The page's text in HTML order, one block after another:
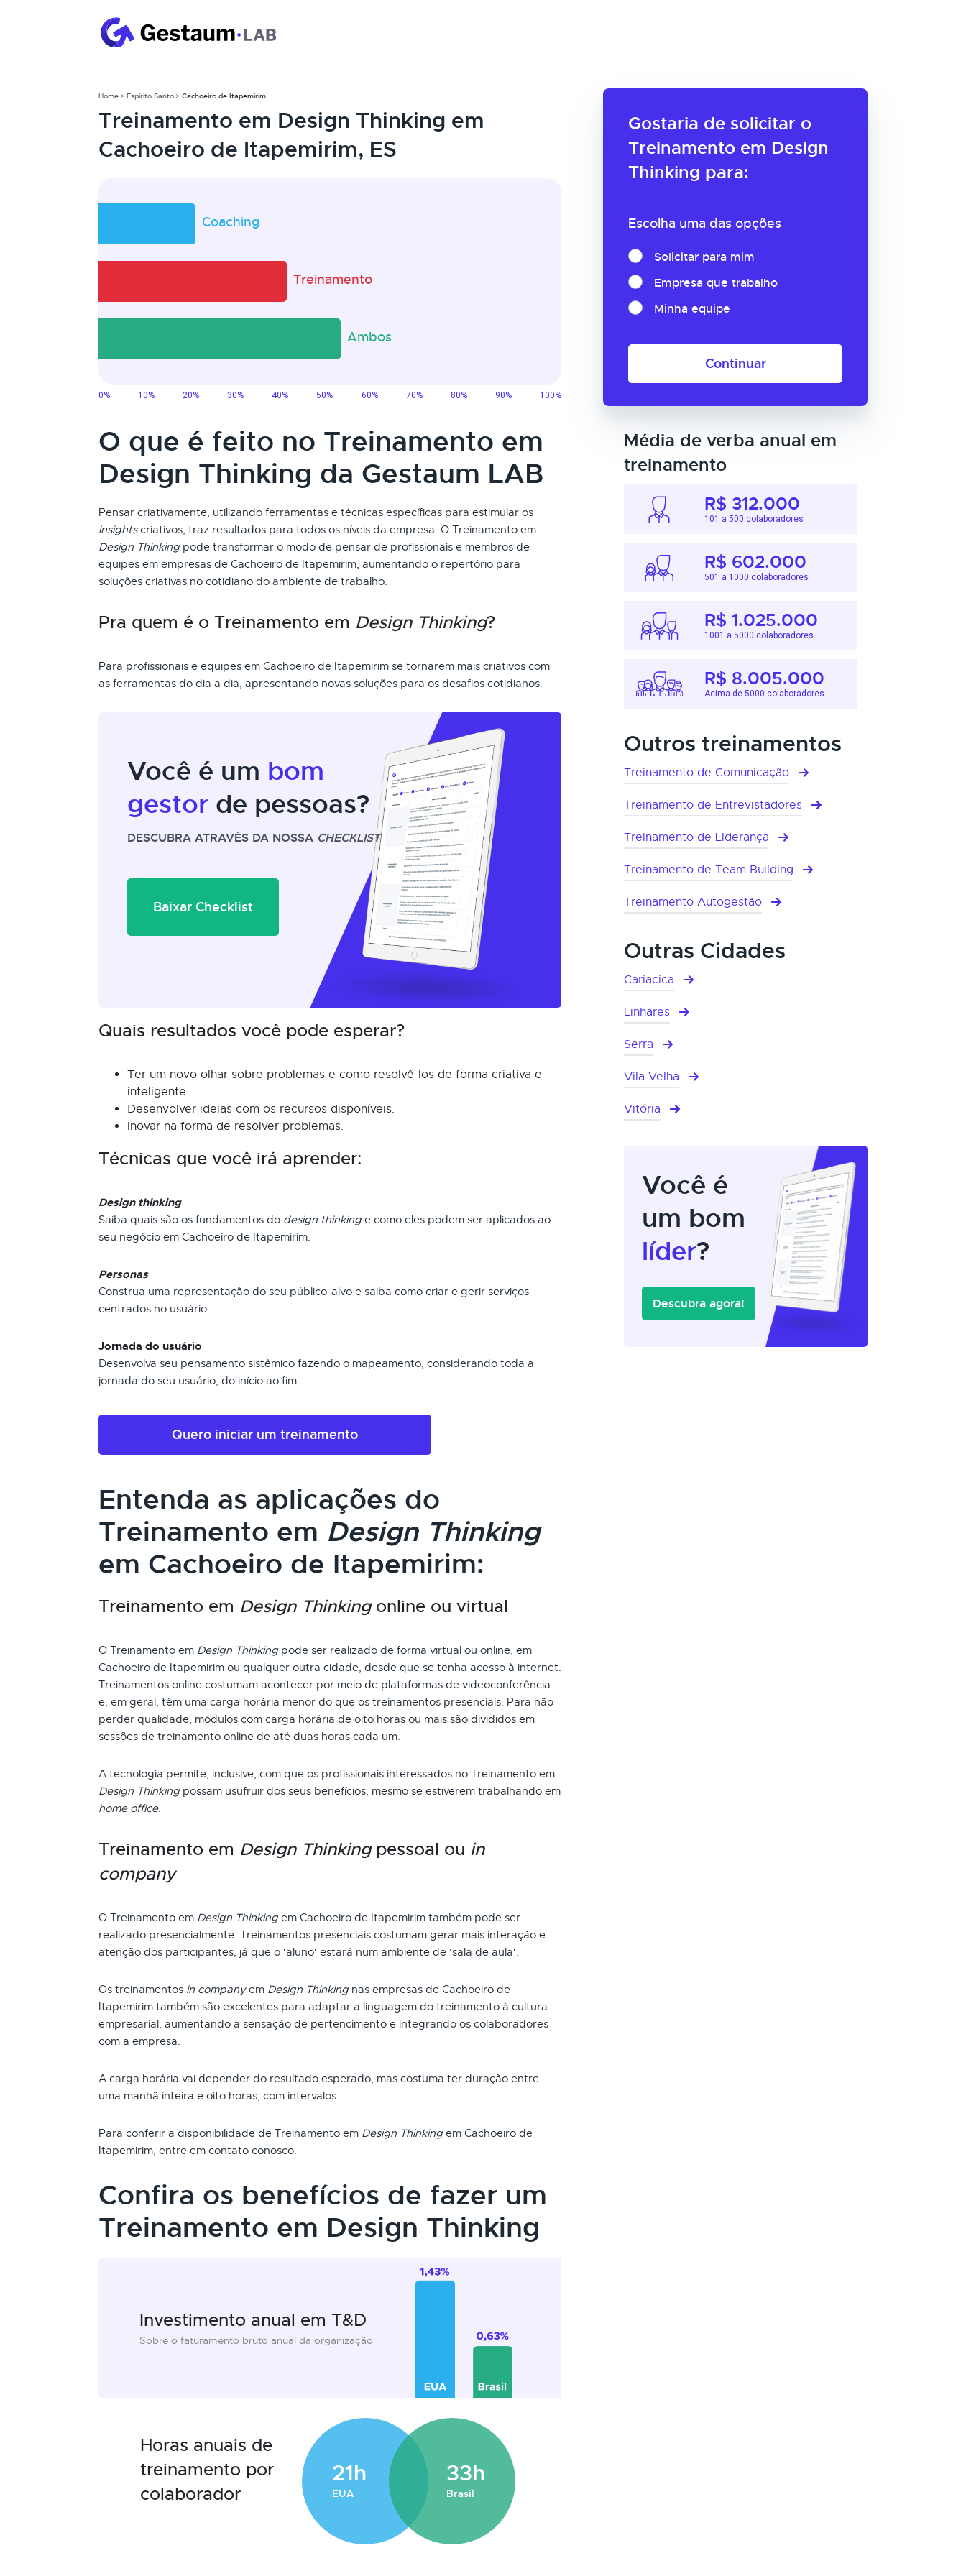
Gostaria de solicitar o
Treinamento em Design
Thinking para:
Escolha uma das opções
Solicitar para mim
Empresa que trabalho
Minha equipe
Continuar
Home Espírito Santo Cachoeiro de Itapemirim
Treinamento em Design Thinking em
Cachoeiro de Itapemirim, ES
O que é feito no Treinamento em
Design Thinking da Gestaum LAB
Pensar criativamente, utilizando ferramentas e técnicas específicas para estimular os
insightscriativos, traz resultados para todos os níveis da empresa. O Treinamento em
Design Thinking pode transformar o modo de pensar de profissionais e membros de
equipes em empresas de Cachoeiro de Itapemirim, aumentando o repertório para
soluções criativas no cotidiano do ambiente de trabalho.
Pra quem é o Treinamento em Design Thinking?
Para profissionais e equipes em Cachoeiro de Itapemirim se tornarem mais criativos com
as ferramentas do dia a dia, apresentando novas soluções para os desafios cotidianos.
Você é um bom
gestor de pessoas?
DESCUBRA ATRAVÉS DA NOSSA CHECKLIST
Baixar Checklist
Quais resultados você pode esperar?
Ter um novo olhar sobre problemas e como resolvê-los de forma criativa e
inteligente.
Desenvolver ideias com os recursos disponíveis.
Inovar na forma de resolver problemas.
Técnicas que você irá aprender:
Design thinking
Saiba quais são os fundamentos do design thinking e como eles podem ser aplicados ao
seu negócio em Cachoeiro de Itapemirim.
Personas
Construa uma representação do seu público-alvo e saiba como criar e gerir serviços
centrados no usuário.
Jornada do usuário
Desenvolva seu pensamento sistêmico fazendo o mapeamento, considerando toda a
jornada do seu usuário, do início ao fim.
Quero iniciar um treinamento
Entenda as aplicações do
Treinamento em Design Thinking
em Cachoeiro de Itapemirim:
Treinamento em Design Thinkingonline ou virtual
O Treinamento em Design Thinking pode ser realizado de forma virtual ou online, em
Cachoeiro de Itapemirim ou qualquer outra cidade, desde que se tenha acesso à internet.
Treinamentos online costumam acontecer por meio de plataformas de videoconferência
e, em geral, têm uma carga horária menor do que os treinamentos presenciais. Para não
perder qualidade, módulos com carga horária de oito horas ou mais são divididos em
sessões de treinamento online de até duas horas cada um.
A tecnologia permite, inclusive, com que os profissionais interessados no Treinamento em
Design Thinking possam usufruir dos seus benefícios, mesmo se estiverem trabalhando em
home office.
Treinamento em Design Thinkingpessoal ou in
company
O Treinamento em Design Thinking em Cachoeiro de Itapemirim também pode ser
realizado presencialmente. Treinamentos presenciais costumam gerar mais interação e
atenção dos participantes, já que o 'aluno' estará num ambiente de ‘sala de aula'.
Os treinamentos in companyem Design Thinking nas empresas de Cachoeiro de
Itapemirim também são excelentes para adaptar a linguagem do treinamento à cultura
empresarial, aumentando a sensação de pertencimento e integrando os colaboradores
com a empresa.
A carga horária vai depender do resultado esperado, mas costuma ter duração entre
uma manhã inteira e oito horas, com intervalos.
Para conferir a disponibilidade de Treinamento em Design Thinking em Cachoeiro de
Itapemirim, entre em contato conosco.
Confira os benefícios de fazer um
Treinamento em Design Thinking
Investimento anual em T&D
Sobre o faturamento bruto anual da organização
Horas anuais de
treinamento por
colaborador
21h
EUA
33h
Brasil
Média de verba anual em
treinamento
R$ 312.000
101 a 500 colaboradores
R$ 602.000
501 a 1000 colaboradores
R$ 1.025.000
1001 a 5000 colaboradores
R$ 8.005.000
Acima de 5000 colaboradores
Outros treinamentos
Treinamento de Comunicação
Treinamento de Entrevistadores
Treinamento de Liderança
Treinamento de Team Building
Treinamento Autogestão
Outras Cidades
Cariacica
Linhares
Serra
Vila Velha
Vitória
Você é
um bom
líder?
Descubra agora!